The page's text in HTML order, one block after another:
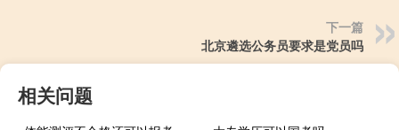
下一篇
北京遴选公务员要求是党员吗
相关问题